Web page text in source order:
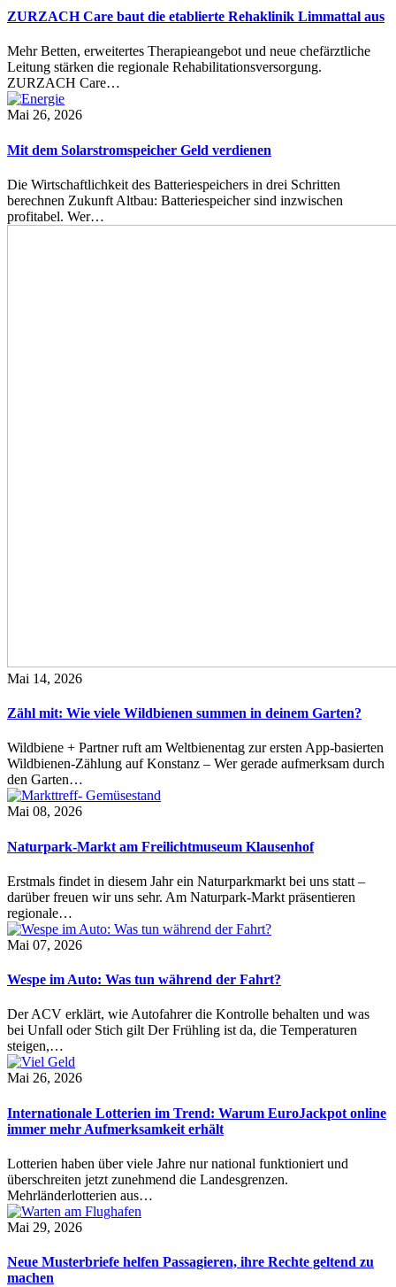
ZURZACH Care baut die etablierte Rehaklinik Limmattal aus
Mehr Betten, erweitertes Therapieangebot und neue chefärztliche
Leitung stärken die regionale Rehabilitationsversorgung.
ZURZACH Care…
Mai 26, 2026
Mit dem Solarstromspeicher Geld verdienen
Die Wirtschaftlichkeit des Batteriespeichers in drei Schritten
berechnen Zukunft Altbau: Batteriespeicher sind inzwischen
profitabel. Wer…
Mai 14, 2026
Zähl mit: Wie viele Wildbienen summen in deinem Garten?
Wildbiene + Partner ruft am Weltbienentag zur ersten App-basierten
Wildbienen-Zählung auf Konstanz – Wer gerade aufmerksam durch
den Garten…
Mai 08, 2026
Naturpark-Markt am Freilichtmuseum Klausenhof
Erstmals findet in diesem Jahr ein Naturparkmarkt bei uns statt –
darüber freuen wir uns sehr. Am Naturpark-Markt präsentieren
regionale…
Mai 07, 2026
Wespe im Auto: Was tun während der Fahrt?
Der ACV erklärt, wie Autofahrer die Kontrolle behalten und was
bei Unfall oder Stich gilt Der Frühling ist da, die Temperaturen
steigen,…
Mai 26, 2026
Internationale Lotterien im Trend: Warum EuroJackpot online
immer mehr Aufmerksamkeit erhält
Lotterien haben über viele Jahre nur national funktioniert und
überschreiten jetzt zunehmend die Landesgrenzen.
Mehrländerlotterien aus…
Mai 29, 2026
Neue Musterbriefe helfen Passagieren, ihre Rechte geltend zu
machen